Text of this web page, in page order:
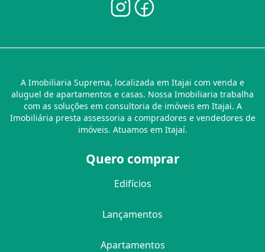
A Imobiliaria Suprema, localizada em Itajai com venda e
aluguel de apartamentos e casas. Nossa Imobiliaria trabalha
com as soluções em consultoria de imóveis em Itajai. A
Imobiliária presta assessoria a compradores e vendedores de
imóveis. Atuamos em Itajaí.
Quero comprar
Edifícios
Lançamentos
Apartamentos